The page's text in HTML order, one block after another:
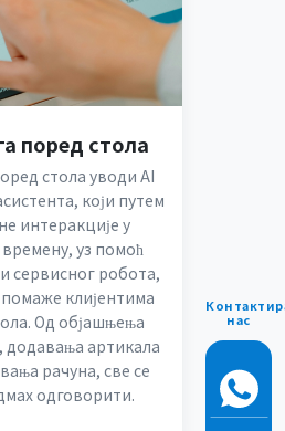
поред стола
стола уводи AI
који путем
интеракције у
уз помоћ
сервисног робота,
клијентима
Од објашњења
додавања артикала
рачуна, све се
одговорити.
нас